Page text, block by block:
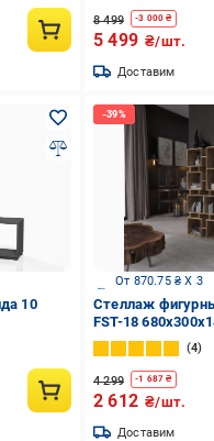
8 499 -3 000 ₴
5 499 ₴/шт.
Доставим
10
От 870.75 ₴ X 3
Стеллаж
FST-18
Аппалачи
4
4 299 -1 687 ₴
2 612 ₴/шт.
Доставим